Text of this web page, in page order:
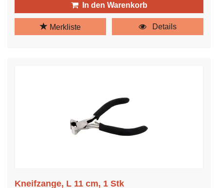
In den Warenkorb
Merkliste Details
Kneifzange, L 11 cm, 1 Stk